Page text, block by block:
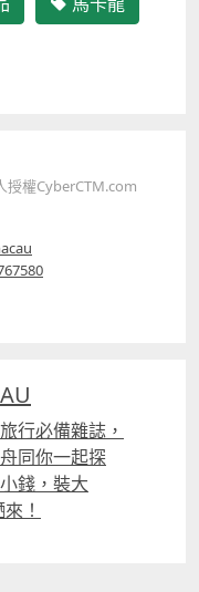
授權CyberCTM.com
行必備雜誌，
同你一起探
錢，裝大
！